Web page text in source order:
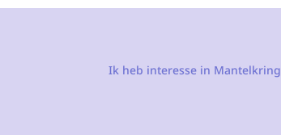
Ik heb interesse in Mantelkring